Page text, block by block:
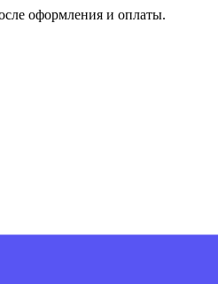
оформления и оплаты.